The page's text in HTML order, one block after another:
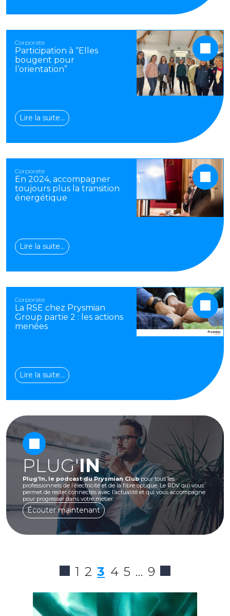
PLUG'IN
Plug’In, le podcast du Prysmian Clubpour tous les
professionnels de l’électricité et de la fibre optique. Le RDV qui vous
permet de rester connectés avec l’actualité et qui vous accompagne
pour progresser dans votre métier.
Écouter maintenant
Corporate
Participation à “Elles
bougent pour
l’orientation”
Lire la suite…
Corporate
En 2024, accompagner
toujours plus la transition
énergétique
Lire la suite…
Corporate
La RSE chez Prysmian
Group partie 2 : les actions
menées
Lire la suite…
1 2 3 4 5 … 9